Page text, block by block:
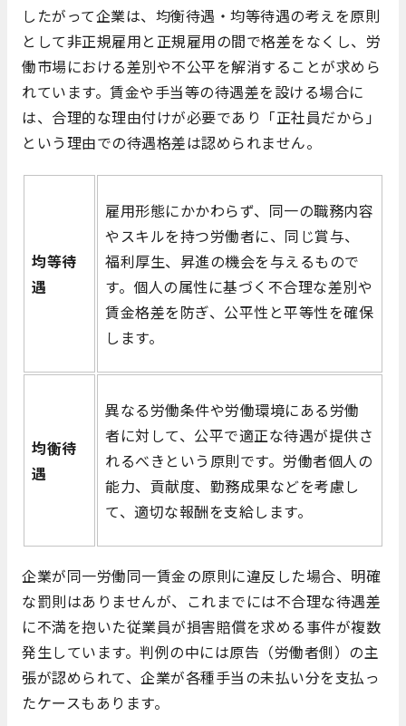
したがって企業は、均衡待遇・均等待遇の考えを原則
として非正規雇用と正規雇用の間で格差をなくし、労
働市場における差別や不公平を解消することが求めら
れています。賃金や手当等の待遇差を設ける場合に
は、合理的な理由付けが必要であり「正社員だから」
という理由での待遇格差は認められません。
均等待
遇
雇用形態にかかわらず、同一の職務内容
やスキルを持つ労働者に、同じ賞与、
福利厚生、昇進の機会を与えるもので
す。個人の属性に基づく不合理な差別や
賃金格差を防ぎ、公平性と平等性を確保
します。
均衡待
遇
異なる労働条件や労働環境にある労働
者に対して、公平で適正な待遇が提供さ
れるべきという原則です。労働者個人の
能力、貢献度、勤務成果などを考慮し
て、適切な報酬を支給します。
企業が同一労働同一賃金の原則に違反した場合、明確
な罰則はありませんが、これまでには不合理な待遇差
に不満を抱いた従業員が損害賠償を求める事件が複数
発生しています。判例の中には原告（労働者側）の主
張が認められて、企業が各種手当の未払い分を支払っ
たケースもあります。